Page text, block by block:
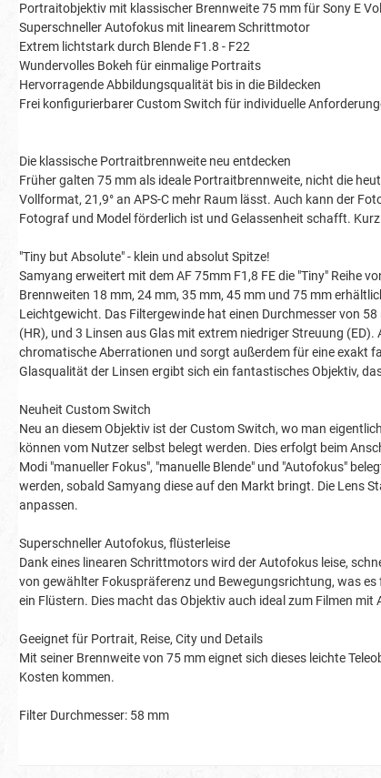
Portraitobjektiv mit klassischer Brennweite 75 mm für Sony E
Superschneller Autofokus mit linearem Schrittmotor
Extrem lichtstark durch Blende F1.8 - F22
Wundervolles Bokeh für einmalige Portraits
Hervorragende Abbildungsqualität bis in die Bildecken
Frei konfigurierbarer Custom Switch für individuelle
Die klassische Portraitbrennweite neu entdecken
Früher galten 75 mm als ideale Portraitbrennweite, nicht die
Vollformat, 21,9° an APS-C mehr Raum lässt. Auch kann der
Fotograf und Model förderlich ist und Gelassenheit schafft.
"Tiny but Absolute" - klein und absolut Spitze!
Samyang erweitert mit dem AF 75mm F1,8 FE die "Tiny" Reihe
Brennweiten 18 mm, 24 mm, 35 mm, 45 mm und 75 mm
Leichtgewicht. Das Filtergewinde hat einen Durchmesser von
(HR), und 3 Linsen aus Glas mit extrem niedriger Streuung
chromatische Aberrationen und sorgt außerdem für eine exakt
Glasqualität der Linsen ergibt sich ein fantastisches Objektiv,
Neuheit Custom Switch
Neu an diesem Objektiv ist der Custom Switch, wo man
können vom Nutzer selbst belegt werden. Dies erfolgt beim
Modi "manueller Fokus", "manuelle Blende" und "Autofokus"
werden, sobald Samyang diese auf den Markt bringt. Die Lens
anpassen.
Superschneller Autofokus, flüsterleise
Dank eines linearen Schrittmotors wird der Autofokus leise,
von gewählter Fokuspräferenz und Bewegungsrichtung, was
ein Flüstern. Dies macht das Objektiv auch ideal zum Filmen mit
Geeignet für Portrait, Reise, City und Details
Mit seiner Brennweite von 75 mm eignet sich dieses leichte
Kosten kommen.
Filter Durchmesser: 58 mm